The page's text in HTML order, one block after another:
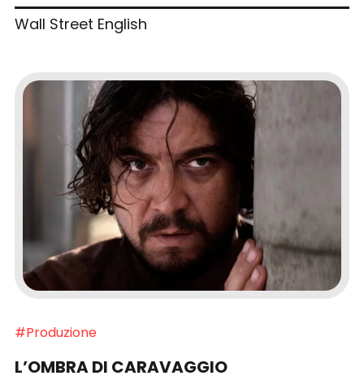
Wall Street English
#Produzione
L’OMBRA DI CARAVAGGIO